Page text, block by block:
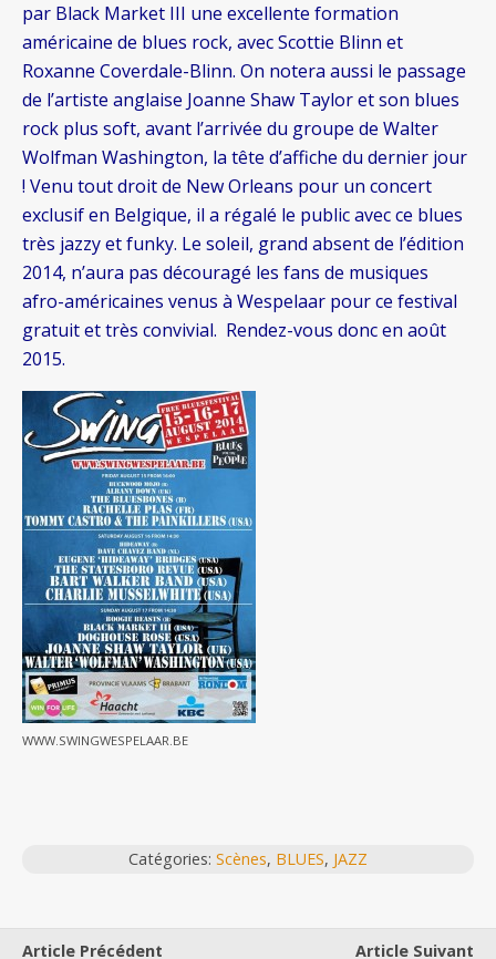
par Black Market III une excellente formation
américaine de blues rock, avec Scottie Blinn et
Roxanne Coverdale-Blinn. On notera aussi le passage
de l’artiste anglaise Joanne Shaw Taylor et son blues
rock plus soft, avant l’arrivée du groupe de Walter
Wolfman Washington, la tête d’affiche du dernier jour
! Venu tout droit de New Orleans pour un concert
exclusif en Belgique, il a régalé le public avec ce blues
très jazzy et funky. Le soleil, grand absent de l’édition
2014, n’aura pas découragé les fans de musiques
afro-américaines venus à Wespelaar pour ce festival
gratuit et très convivial. Rendez-vous donc en août
2015.
WWW.SWINGWESPELAAR.BE
Catégories: Scènes, BLUES, JAZZ
Article Précédent Article Suivant